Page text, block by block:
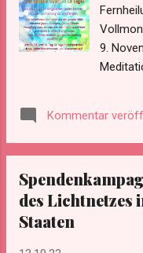
9.
For
Kommentar
des Lichtnetzes
Staaten